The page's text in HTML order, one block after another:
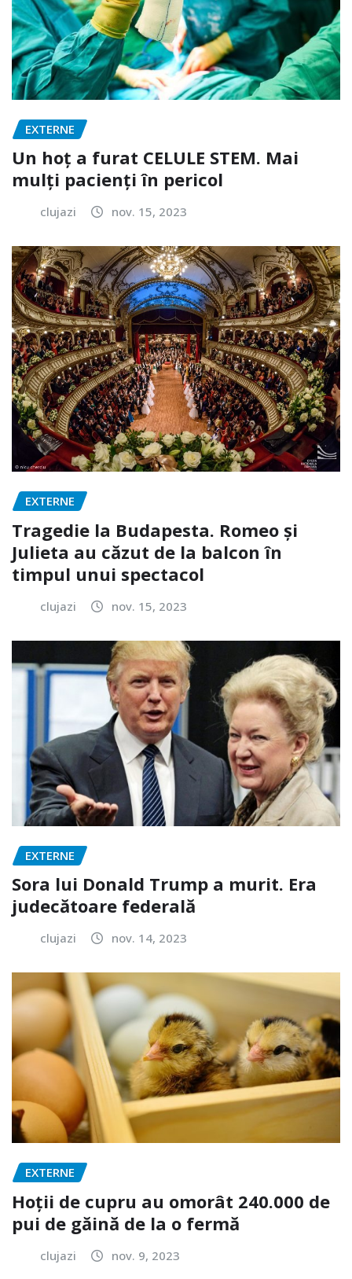
EXTERNE
Un hoț a furat CELULE STEM. Mai
mulți pacienți în pericol
clujazi nov. 15, 2023
EXTERNE
Tragedie la Budapesta. Romeo și
Julieta au căzut de la balcon în
timpul unui spectacol
clujazi nov. 15, 2023
EXTERNE
Sora lui Donald Trump a murit. Era
judecătoare federală
clujazi nov. 14, 2023
EXTERNE
Hoții de cupru au omorât 240.000 de
pui de găină de la o fermă
clujazi nov. 9, 2023